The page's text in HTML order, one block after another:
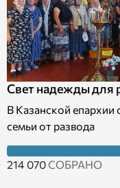
Свет надежды для
В Казанской епархии
семьи от развода
214 070СОБРАНО